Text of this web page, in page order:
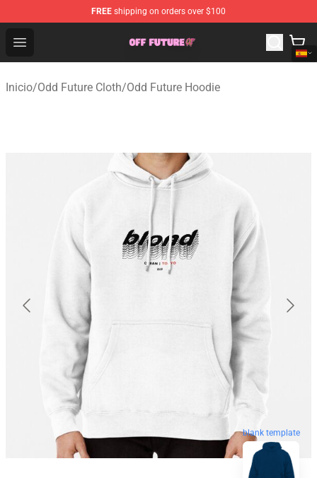
FREE shipping on orders over $100
Open menu
Odd Future Store - Official Odd Future Merchandise Shop
Inicio/Odd Future Cloth/Odd Future Hoodie
blank template